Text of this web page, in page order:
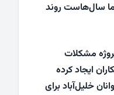
سال‌هاست روند
مشکلات
ایجاد کرده
خلیل‌آباد برای